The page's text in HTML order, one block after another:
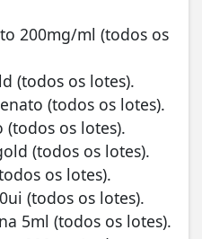
200mg/ml (todos os
(todos os lotes).
(todos os lotes).
(todos os lotes).
(todos os lotes).
os lotes).
(todos os lotes).
5ml (todos os lotes).